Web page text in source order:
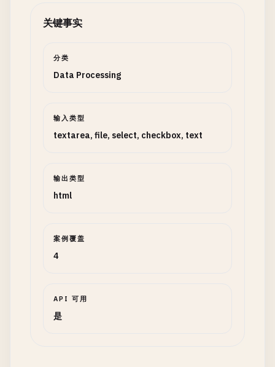
关键事实
分类
Data Processing
输入类型
textarea, file, select, checkbox, text
输出类型
html
案例覆盖
4
API 可用
是